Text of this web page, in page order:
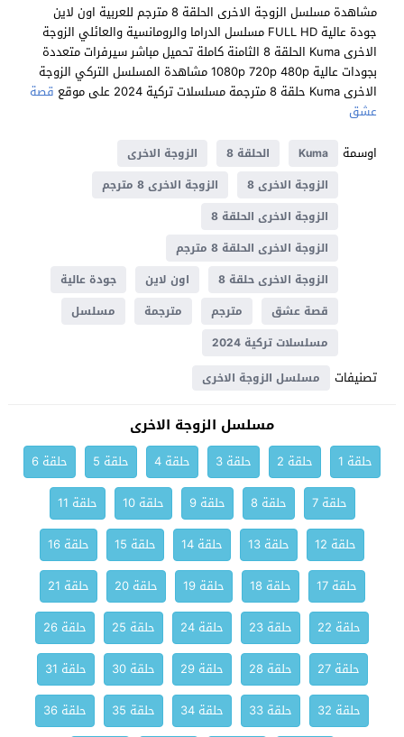
مشاهدة مسلسل الزوجة الاخرى الحلقة 8 مترجم للعربية اون لاين
جودة عالية FULL HD مسلسل الدراما والرومانسية والعائلي الزوجة
الاخرى Kuma الحلقة 8 الثامنة كاملة تحميل مباشر سيرفرات متعددة
بجودات عالية 1080p 720p 480p مشاهدة المسلسل التركي الزوجة
الاخرى Kuma حلقة 8 مترجمة مسلسلات تركية 2024 على موقع
قصة
عشق
اوسمة
Kuma الحلقة 8
الزوجة الاخرى
الزوجة الاخرى 8
الزوجة الاخرى 8 مترجم
الزوجة الاخرى الحلقة 8
الزوجة الاخرى الحلقة 8 مترجم
الزوجة الاخرى حلقة 8
اون لاين
جودة عالية
قصة عشق
مترجم مترجمة
مسلسل
مسلسلات تركية 2024
تصنيفات مسلسل الزوجة الاخرى
مسلسل الزوجة الاخرى
حلقة 1 حلقة 2 حلقة 3 حلقة 4 حلقة 5
حلقة 6
حلقة 7
حلقة 8 حلقة 9 حلقة 10
حلقة 11
حلقة 12
حلقة 13 حلقة 14 حلقة 15
حلقة 16
حلقة 17
حلقة 18 حلقة 19 حلقة 20
حلقة 21
حلقة 22
حلقة 23 حلقة 24 حلقة 25
حلقة 26
حلقة 27
حلقة 28 حلقة 29 حلقة 30
حلقة 31
حلقة 32
حلقة 33 حلقة 34 حلقة 35
حلقة 36